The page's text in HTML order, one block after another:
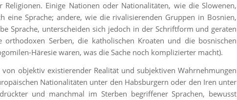
Einige Nationen oder Nationalitäten, wie die Slowenen,
eine Sprache; andere, wie die rivalisierenden Gruppen in Bosnien,
Sprache, unterscheiden sich jedoch in der Schriftform und geraten
Serben, die katholischen Kroaten und die bosnischen
Häresie waren, was die Sache noch komplizierter macht).
objektiv existierender Realität und subjektiven Wahrnehmungen
Nationalitäten unter den Habsburgern oder den Iren unter
und manchmal im Sterben begriffener Sprachen, bewusst